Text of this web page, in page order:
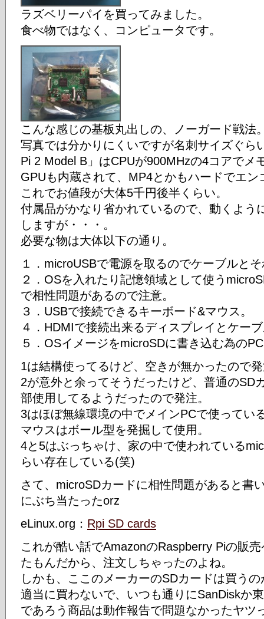
ラズベリーパイを買ってみました。
食べ物ではなく、コンピュータです。
こんな感じの基板丸出しの、ノーガード戦法
写真では分かりにくいですが名刺サイズぐら
Pi 2 Model B」はCPUが900MHzの4コアでメ
GPUも内蔵されて、MP4とかもハードでエ
これでお値段が大体5千円後半くらい。
付属品がかなり省かれているので、動くよう
しますが・・・。
必要な物は大体以下の通り。
１．microUSBで電源を取るのでケーブルと
２．OSを入れたり記憶領域として使う
で相性問題があるので注意。
３．USBで接続できるキーボード&マウス。
４．HDMIで接続出来るディスプレイとケー
５．OSイメージをmicroSDに書き込む為の
1は結構使ってるけど、空きが無かったので
2が意外と余ってそうだったけど、普通のSD
部使用してるようだったので発注。
3はほぼ無線環境の中でメインPCで使ってい
マウスはボール型を発掘して使用。
4と5はぶっちゃけ、家の中で使われている
らい存在している(笑)
さて、microSDカードに相性問題があると書
にぶち当たったorz
eLinux.org： Rpi SD cards
これが酷い話でAmazonのRaspberry Piの販
たもんだから、注文しちゃったのよね。
しかも、ここのメーカーのSDカードは買う
適当に買わないで、いつも通りにSanDiskか
であろう商品は動作報告で問題なかったヤツ